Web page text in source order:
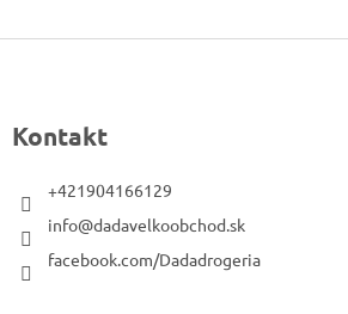
Z
p
äKontakt
+421904166129
info@dadavelkoobchod.sk
facebook.com/Dadadrogeria